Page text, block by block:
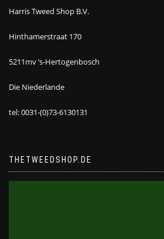
Harris Tweed Shop B.V.
Hinthamerstraat 170
5211mv ’s-Hertogenbosch
Die Niederlande
tel: 0031-(0)73-6130131
THETWEEDSHOP.DE